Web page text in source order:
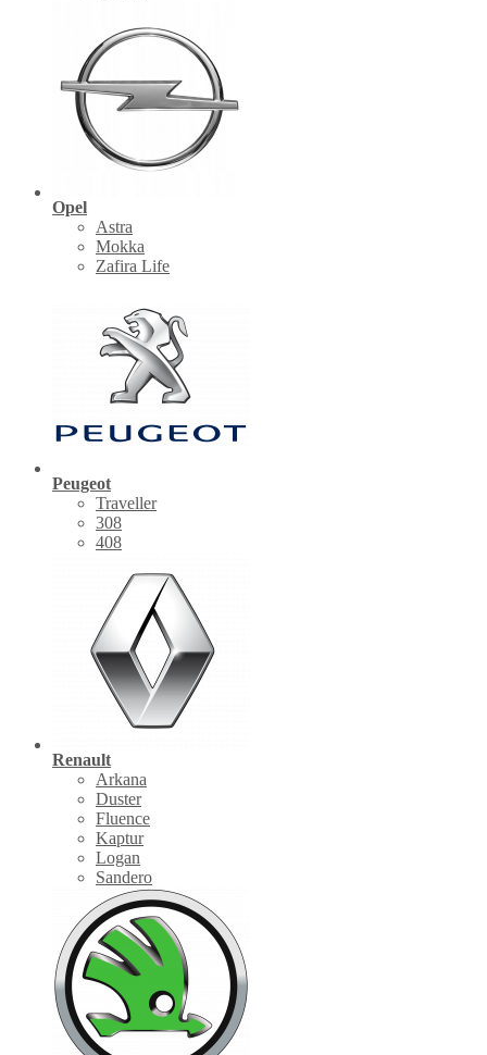
Opel
Astra
Mokka
Zafira Life
Peugeot
Traveller
308
408
Renault
Arkana
Duster
Fluence
Kaptur
Logan
Sandero